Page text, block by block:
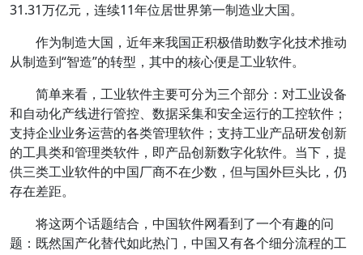
31.31万亿元，连续11年位居世界第一制造业大国。
作为制造大国，近年来我国正积极借助数字化技术推动
从制造到“智造”的转型，其中的核心便是工业软件。
简单来看，工业软件主要可分为三个部分：对工业设备
和自动化产线进行管控、数据采集和安全运行的工控软件；
支持企业业务运营的各类管理软件；支持工业产品研发创新
的工具类和管理类软件，即产品创新数字化软件。当下，提
供三类工业软件的中国厂商不在少数，但与国外巨头比，仍
存在差距。
将这两个话题结合，中国软件网看到了一个有趣的问
题：既然国产化替代如此热门，中国又有各个细分流程的工